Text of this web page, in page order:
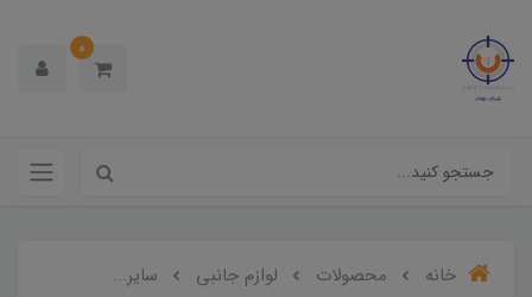
0
خانه محصولات لوازم جانبی
سایر...